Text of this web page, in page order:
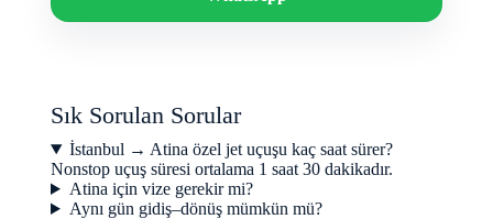
Sık Sorulan Sorular
İstanbul → Atina özel jet uçuşu kaç saat sürer?
Nonstop uçuş süresi ortalama 1 saat 30 dakikadır.
Atina için vize gerekir mi?
Aynı gün gidiş–dönüş mümkün mü?